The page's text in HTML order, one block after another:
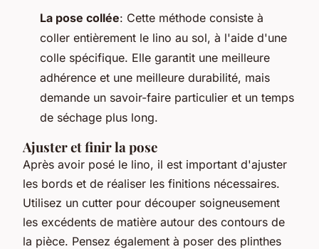
La pose collée: Cette méthode consiste à
coller entièrement le lino au sol, à l'aide d'une
colle spécifique. Elle garantit une meilleure
adhérence et une meilleure durabilité, mais
demande un savoir-faire particulier et un temps
de séchage plus long.
Ajuster et finir la pose
Après avoir posé le lino, il est important d'ajuster
les bords et de réaliser les finitions nécessaires.
Utilisez un cutter pour découper soigneusement
les excédents de matière autour des contours de
la pièce. Pensez également à poser des plinthes